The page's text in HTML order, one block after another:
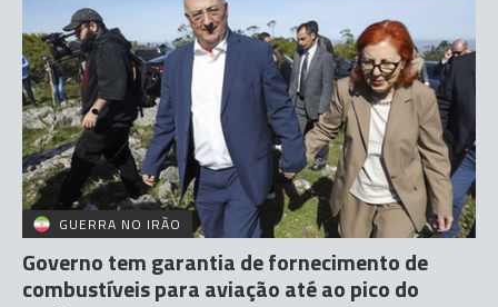
GUERRA NO IRÃO
Governo tem garantia de fornecimento de
combustíveis para aviação até ao pico do